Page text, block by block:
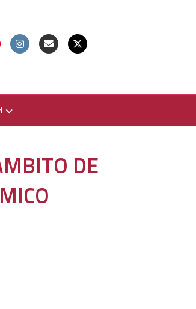
Youtube InstagramEmail
DE